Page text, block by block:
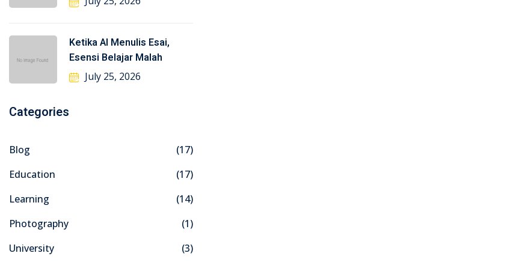
Ketika AI Menulis Esai,
Esensi Belajar Malah
July 25, 2026
Categories
Blog
(17)
Education
(17)
Learning
(14)
Photography
(1)
University
(3)